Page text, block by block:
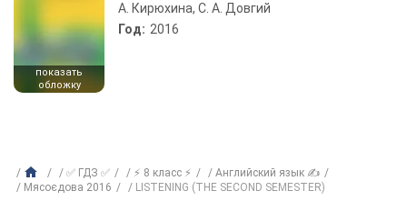
показать
обложку
А. Кирюхина, С. А. Довгий
Год: 2016
✅ ГДЗ ✅ ⚡ 8 класс ⚡
Английский язык ✍
Мясоєдова 2016
LISTENING (THE SECOND SEMESTER)